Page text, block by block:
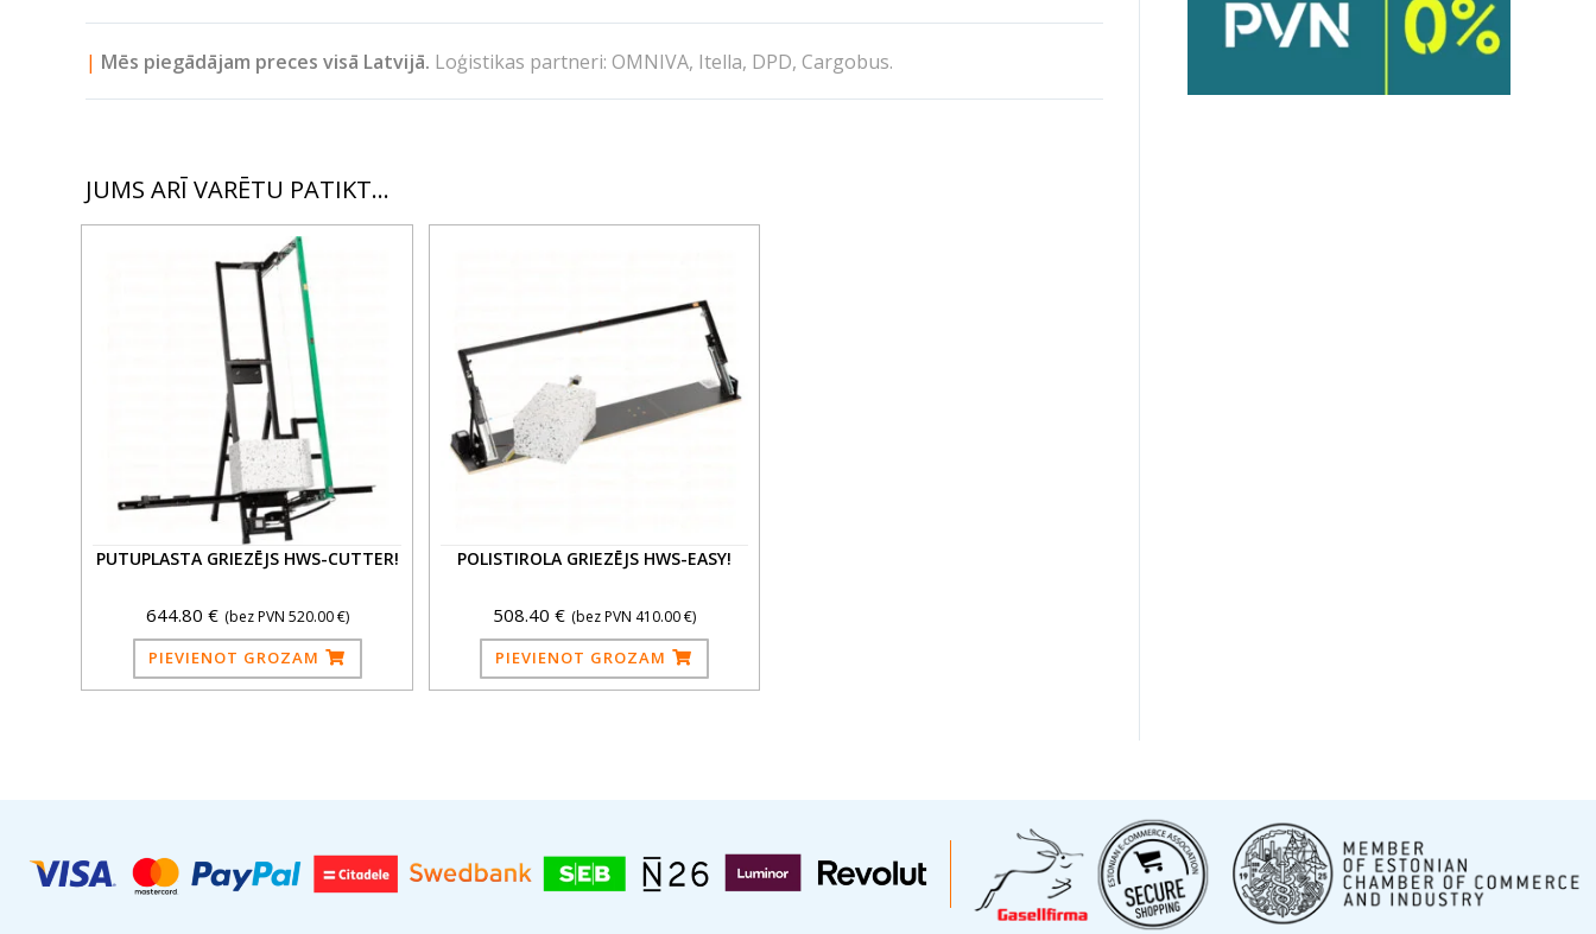
| Mēs piegādājam preces visā Latvijā. Loģistikas partneri: OMNIVA, Itella, DPD, Cargobus.
JUMS ARĪ VARĒTU PATIKT…
PUTUPLASTA GRIEZĒJS HWS-CUTTER!
644.80 € (bez PVN 520.00€)
PIEVIENOT GROZAM
POLISTIROLA GRIEZĒJS HWS-EASY!
508.40 € (bez PVN 410.00€)
PIEVIENOT GROZAM